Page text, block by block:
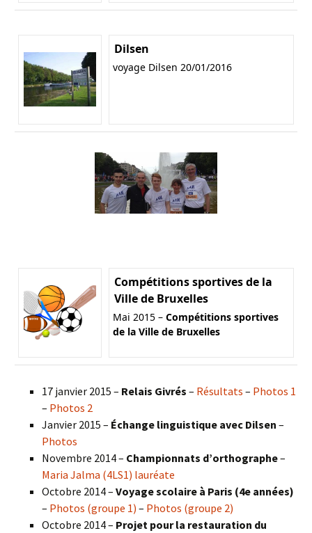
Dilsen
voyage Dilsen 20/01/2016
Compétitions sportives de la
Ville de Bruxelles
Mai 2015 – Compétitions sportives
de la Ville de Bruxelles
17 janvier 2015 – Relais Givrés – Résultats – Photos 1
– Photos 2
Janvier 2015 – Échange linguistique avec Dilsen –
Photos
Novembre 2014 – Championnats d’orthographe–
Maria Jalma (4LS1) lauréate
Octobre 2014 – Voyage scolaire à Paris (4e années)
– Photos (groupe 1) – Photos (groupe 2)
Octobre 2014 – Projet pour la restauration du